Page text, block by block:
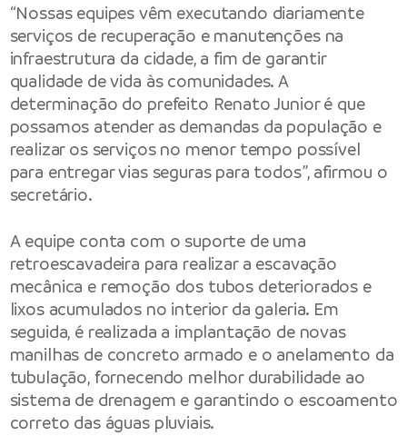
“Nossas equipes vêm executando diariamente
serviços de recuperação e manutenções na
infraestrutura da cidade, a fim de garantir
qualidade de vida às comunidades. A
determinação do prefeito Renato Junior é que
possamos atender as demandas da população e
realizar os serviços no menor tempo possível
para entregar vias seguras para todos”, afirmou o
secretário.
A equipe conta com o suporte de uma
retroescavadeira para realizar a escavação
mecânica e remoção dos tubos deteriorados e
lixos acumulados no interior da galeria. Em
seguida, é realizada a implantação de novas
manilhas de concreto armado e o anelamento da
tubulação, fornecendo melhor durabilidade ao
sistema de drenagem e garantindo o escoamento
correto das águas pluviais.